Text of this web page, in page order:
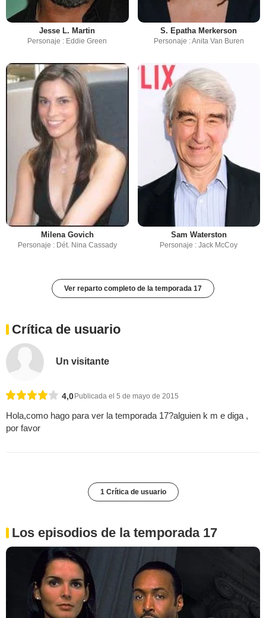
Jesse L. Martin
Personaje : Eddie Green
S. Epatha Merkerson
Personaje : Anita Van Buren
Milena Govich
Personaje : Dét. Nina Cassady
Sam Waterston
Personaje : Jack McCoy
Ver reparto completo de la temporada 17
Crítica de usuario
Un visitante
4,0 Publicada el 5 de mayo de 2015
Hola,como hago para ver la temporada 17?alguien k m e diga ,
por favor
1 Crítica de usuario
Los episodios de la temporada 17